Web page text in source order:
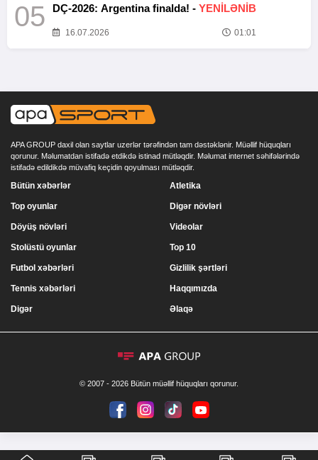
05 DÇ-2026: Argentina finalda! - YENİLƏNİB
16.07.2026 01:01
APA GROUP daxil olan saytlar uzerlər tərəfindən tam dəstəklənir. Müəllif hüquqları
qorunur. Məlumatdan istifadə etdikdə istinad mütləqdir. Məlumat internet səhifələrində
istifadə edildikdə müvafiq keçidin qoyulması mütləqdir.
Bütün xəbərlər
Top oyunlar
Döyüş növləri
Stolüstü oyunlar
Atletika
Digər növləri
Videolar
Top 10
Futbol xəbərləri
Tennis xəbərləri
Digər
Gizlilik şərtləri
Haqqımızda
Əlaqə
© 2007 - 2026 Bütün müəllif hüquqları qorunur.